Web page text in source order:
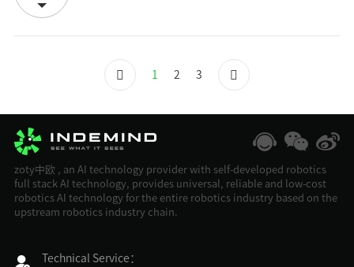
1 2 3
zoty中欧 , an AI technology provider with self-developed robotics
full stack AI technology, provides universal, reliable and low-cost
robotics AI technology for the entire robotics industry based on the
upstream robotics industry chain.
Technical Service：